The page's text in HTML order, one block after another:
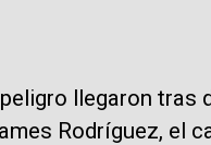
llegaron tras
Rodríguez, el